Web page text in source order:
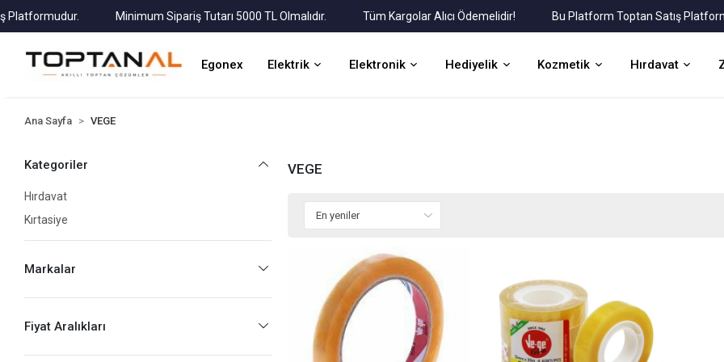
Minimum Sipariş Tutarı 5000 TL Olmalıdır. Tüm Kargolar Alıcı Ödemelidir! Bu Platform Toptan Satış
Egonex Elektrik Elektronik Hediyelik Kozmetik Hırdavat
Ana Sayfa VEGE
Kategoriler
Hırdavat
Kırtasiye
Markalar
Fiyat Aralıkları
VEGE